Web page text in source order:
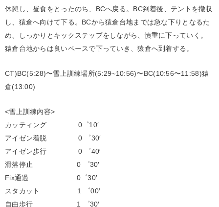
休憩し、昼食をとったのち、BCへ戻る。BC到着後、テントを撤収
し、猿倉へ向けて下る。BCから猿倉台地までは急な下りとなるた
め、しっかりとキックステップをしながら、慎重に下っていく。
猿倉台地からは良いペースで下っていき、猿倉へ到着する。
CT)BC(5:28)〜雪上訓練場所(5:29~10:56)〜BC(10:56〜11:58)猿
倉(13:00)
<雪上訓練內容>
カッティング 0゜10′
アイゼン着脱 0 ゜30′
アイゼン歩行 0 ゜40′
滑落停止 0 ゜30′
Fix通過 0゜30′
スタカット 1 ゜00′
自由歩行 1 ゜30′